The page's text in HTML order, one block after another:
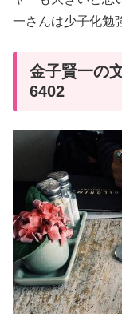
一さんは少子化勉
金子賢一の
6402